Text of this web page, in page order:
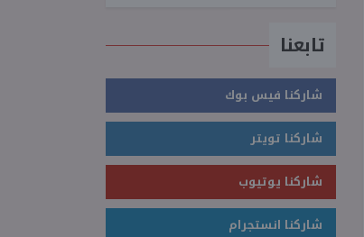
تابعنا
شاركنا فيس بوك
شاركنا تويتر
شاركنا يوتيوب
شاركنا انستجرام